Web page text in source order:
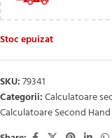
Stoc epuizat
SKU:79341
Categorii:Calculatoare
Calculatoare Second